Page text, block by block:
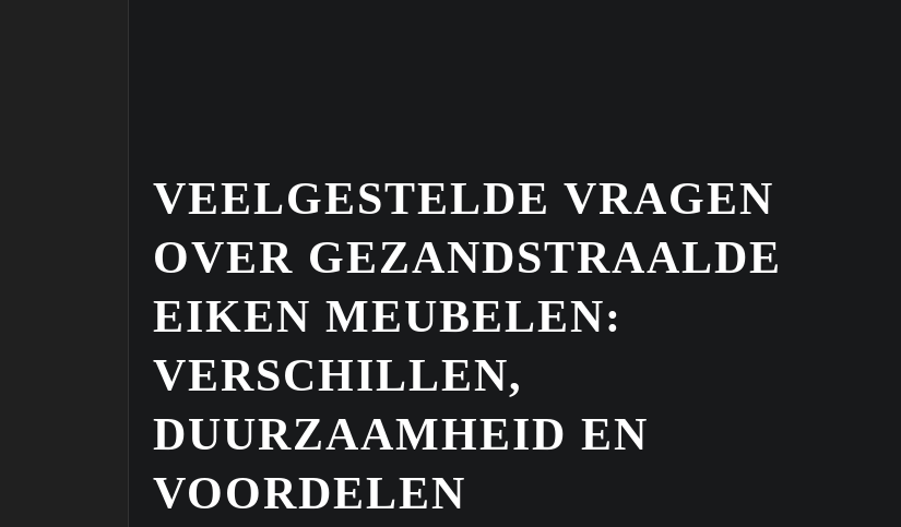
VEELGESTELDE VRAGEN
OVER GEZANDSTRAALDE
EIKEN MEUBELEN:
VERSCHILLEN,
DUURZAAMHEID EN
VOORDELEN